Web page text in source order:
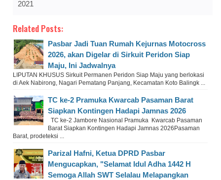
2021
Related Posts:
Pasbar Jadi Tuan Rumah Kejurnas Motocross
2026, akan Digelar di Sirkuit Peridon Siap
Maju, Ini Jadwalnya
LIPUTAN KHUSUS Sirkuit Permanen Peridon Siap Maju yang berlokasi
di Aek Nabirong, Nagari Pematang Panjang, Kecamatan Koto Balingk ...
TC ke-2 Pramuka Kwarcab Pasaman Barat
Siapkan Kontingen Hadapi Jamnas 2026
TC ke-2 Jambore Nasional Pramuka Kwarcab Pasaman
Barat Siapkan Kontingen Hadapi Jamnas 2026Pasaman
Barat, prodeteksi ...
Parizal Hafni, Ketua DPRD Pasbar
Mengucapkan, "Selamat Idul Adha 1442 H
Semoga Allah SWT Selalau Melapangkan